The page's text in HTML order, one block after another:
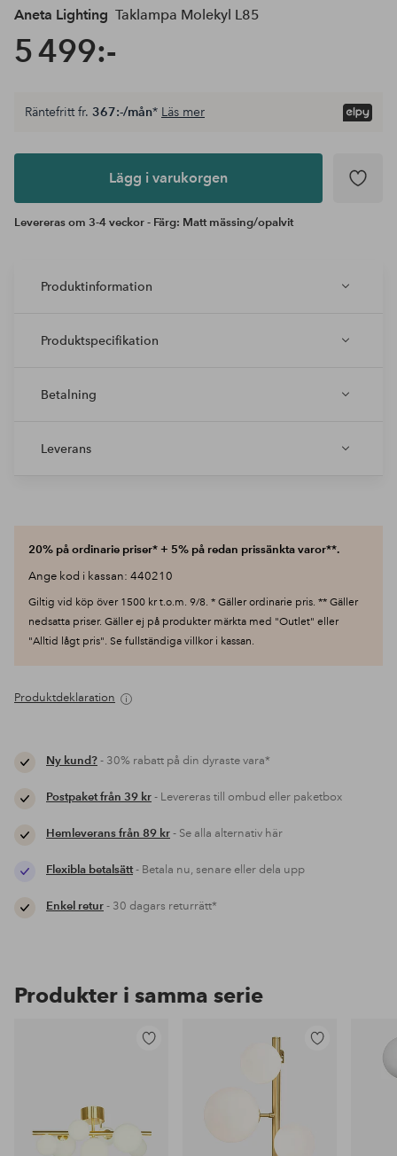
Aneta Lighting Taklampa Molekyl L85
5 499:-
Lägg i
Räntefritt fr. 367:-/mån* Läs mer
Lägg i varukorgen
Levereras om 3-4 veckor - Färg: Matt mässing/opalvit
Produktinformation
Produktspecifikation
Betalning
Leverans
20% på ordinarie priser* + 5% på redan prissänkta varor**.
Ange kod i kassan: 440210
Giltig vid köp över 1500 kr t.o.m. 9/8. * Gäller ordinarie pris. ** Gäller
nedsatta priser. Gäller ej på produkter märkta med "Outlet" eller
"Alltid lågt pris". Se fullständiga villkor i kassan.
Produktdeklaration
Ny kund?- 30% rabatt på din dyraste vara*
Postpaket från 39 kr- Levereras till ombud eller paketbox
Hemleverans från 89 kr- Se alla alternativ här
Flexibla betalsätt- Betala nu, senare eller dela upp
Enkel retur- 30 dagars returrätt*
Produkter i samma serie